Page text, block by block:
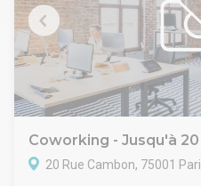
uniques : une terrasse
atmosphère de travail
à vos équipes des espaces
appréciables.
Coworking - Jusqu'à
20 Rue Cambon, 75001